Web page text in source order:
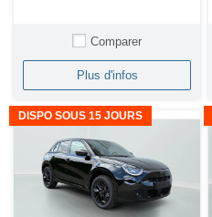
Comparer
Plus d'infos
DISPO SOUS 15 JOURS